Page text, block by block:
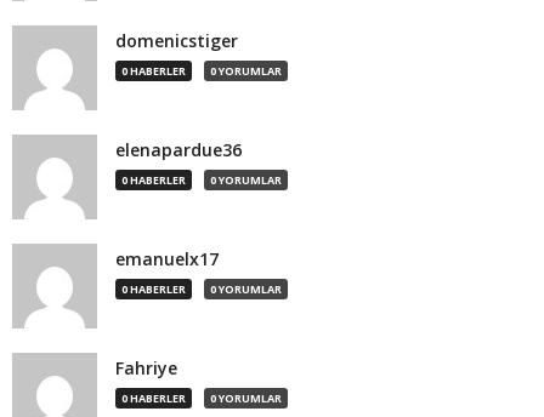
domenicstiger
0 HABERLER 0 YORUMLAR
elenapardue36
0 HABERLER 0 YORUMLAR
emanuelx17
0 HABERLER 0 YORUMLAR
Fahriye
0 HABERLER 0 YORUMLAR